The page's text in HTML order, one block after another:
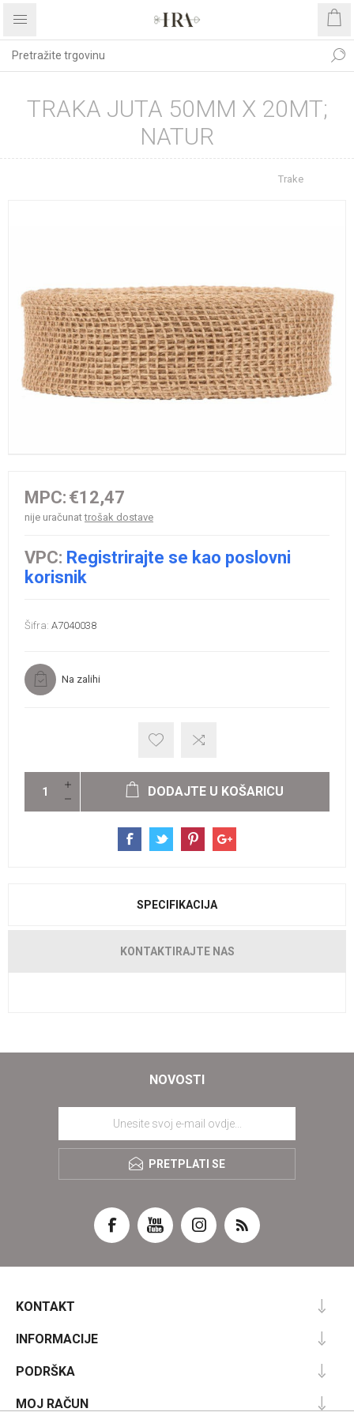
TRAKA JUTA 50MM X 20MT;
NATUR
Trake
MPC: €12,47
nije uračunattrošak dostave
VPC: Registrirajte se kao poslovni
korisnik
Šifra: A7040038
Na zalihi
DODAJTE U KOŠARICU
SPECIFIKACIJA
KONTAKTIRAJTE NAS
NOVOSTI
PRETPLATI SE
KONTAKT
INFORMACIJE
PODRŠKA
MOJ RAČUN